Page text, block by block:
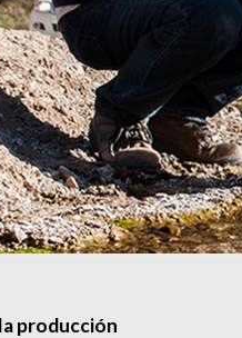
producción